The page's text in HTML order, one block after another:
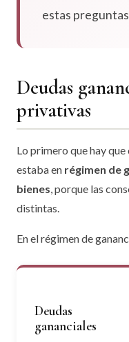
estas
Deudas
privativas
Lo primero que hay
estaba en régimen de
bienes , porque las
distintas.
En el régimen de
Deudas
gananciales